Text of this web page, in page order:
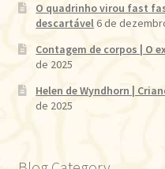
O quadrinho virou fast
descartável 6 de
Contagem de corpos | O
de 2025
Helen de Wyndhorn |
de 2025